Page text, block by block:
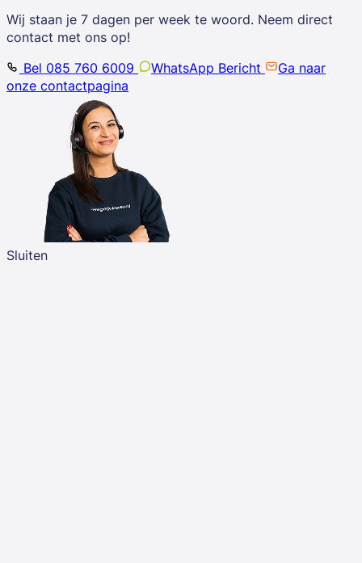
Wij staan je 7 dagen per week te woord. Neem direct
contact met ons op!
Bel 085 760 6009
WhatsApp Bericht
Ga naar
onze contactpagina
Sluiten